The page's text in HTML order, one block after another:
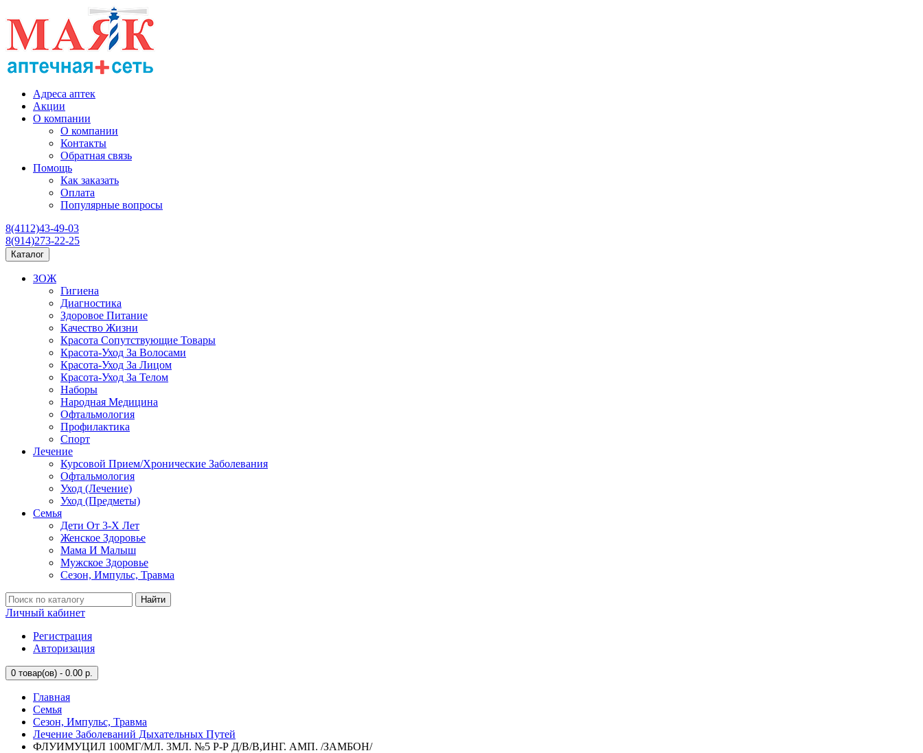
Адреса аптек
Акции
О компании
О компании
Контакты
Обратная связь
Помощь
Как заказать
Оплата
Популярные вопросы
8(4112)43-49-03
8(914)273-22-25
Каталог
ЗОЖ
Гигиена
Диагностика
Здоровое Питание
Качество Жизни
Красота Сопутствующие Товары
Красота-Уход За Волосами
Красота-Уход За Лицом
Красота-Уход За Телом
Наборы
Народная Медицина
Офтальмология
Профилактика
Спорт
Лечение
Курсовой Прием/Хронические Заболевания
Офтальмология
Уход (Лечение)
Уход (Предметы)
Семья
Дети От 3-Х Лет
Женское Здоровье
Мама И Малыш
Мужское Здоровье
Сезон, Импульс, Травма
Найти
Личный кабинет
Регистрация
Авторизация
0 товар(ов) - 0.00 р.
Главная
Семья
Сезон, Импульс, Травма
Лечение Заболеваний Дыхательных Путей
ФЛУИМУЦИЛ 100МГ/МЛ. 3МЛ. №5 Р-Р Д/В/В,ИНГ. АМП. /ЗАМБОН/